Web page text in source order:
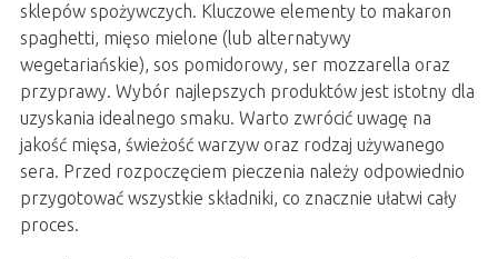
sklepów spożywczych. Kluczowe elementy to makaron
spaghetti, mięso mielone (lub alternatywy
wegetariańskie), sos pomidorowy, ser mozzarella oraz
przyprawy. Wybór najlepszych produktów jest istotny dla
uzyskania idealnego smaku. Warto zwrócić uwagę na
jakość mięsa, świeżość warzyw oraz rodzaj używanego
sera. Przed rozpoczęciem pieczenia należy odpowiednio
przygotować wszystkie składniki, co znacznie ułatwi cały
proces.